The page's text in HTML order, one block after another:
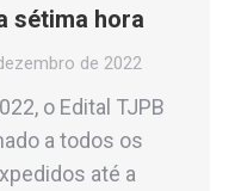
sétima hora
de 2022
o Edital TJPB
a todos os
até a